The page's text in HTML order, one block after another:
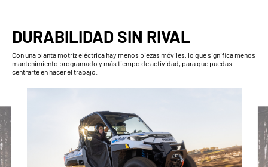
DURABILIDAD SIN RIVAL
Con una planta motriz eléctrica hay menos piezas móviles, lo que significa menos
mantenimiento programado y más tiempo de actividad, para que puedas
centrarte en hacer el trabajo.